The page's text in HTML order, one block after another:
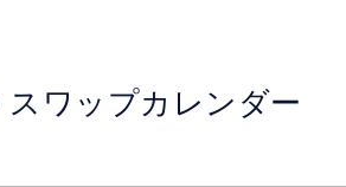
スワップカレンダー